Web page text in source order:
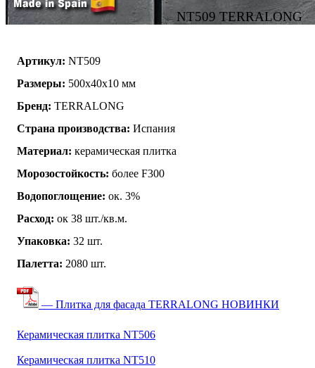
NT509 TERRALONG
Артикул: NT509
Размеры: 500х40х10 мм
Бренд: TERRALONG
Страна производства: Испания
Материал: керамическая плитка
Морозостойкость: более F300
Водопоглощение: ок. 3%
Расход: ок 38 шт./кв.м.
Упаковка: 32 шт.
Палетта: 2080 шт.
— Плитка для фасада TERRALONG НОВИНКИ
Керамическая плитка NT506
Керамическая плитка NT510